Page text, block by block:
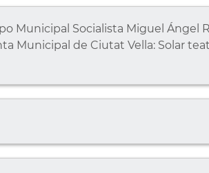
Municipal Socialista Miguel Ángel
Municipal de Ciutat Vella: Solar